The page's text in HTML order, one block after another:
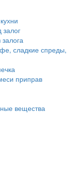
залог
сладкие спреды,
приправ
вещества